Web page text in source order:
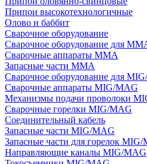
Припои высокотехнологичные
Олово и баббит
Сварочное оборудование
Сварочное оборудование для
Сварочные аппараты MMA
Запасные части MMA
Сварочное оборудование для
Сварочные аппараты MIG/MAG
Механизмы подачи проволоки
Сварочные горелки MIG/MAG
Соединительный кабель
Запасные части MIG/MAG
Запасные части для горелок MIG/
Направляющие каналы MIG/MAG